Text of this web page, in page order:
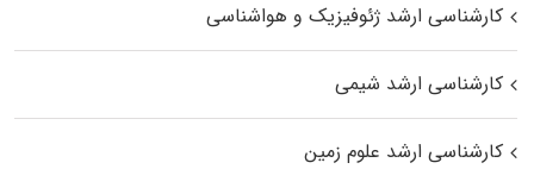
کارشناسی ارشد ژئوفیزیک و هواشناسی
کارشناسی ارشد شیمی
کارشناسی ارشد علوم زمین